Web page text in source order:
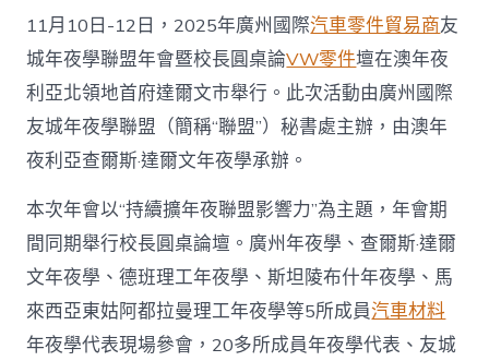
城
年
夜
學
聯
盟
30
所
中
外
高
校〉
中
11月10日-12日，2025年廣州國際汽車零件貿易商友
城年夜學聯盟年會暨校長圓桌論VW零件壇在澳年夜
利亞北領地首府達爾文市舉行。此次活動由廣州國際
友城年夜學聯盟（簡稱“聯盟”）秘書處主辦，由澳年
夜利亞查爾斯·達爾文年夜學承辦。
本次年會以“持續擴年夜聯盟影響力”為主題，年會期
間同期舉行校長圓桌論壇。廣州年夜學、查爾斯·達爾
文年夜學、德班理工年夜學、斯坦陵布什年夜學、馬
來西亞東姑阿都拉曼理工年夜學等5所成員汽車材料
年夜學代表現場參會，20多所成員年夜學代表、友城